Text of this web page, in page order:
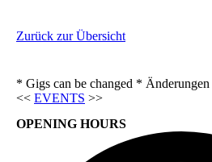
Zurück zur Übersicht
* Gigs can be changed *
<< EVENTS >>
OPENING HOURS